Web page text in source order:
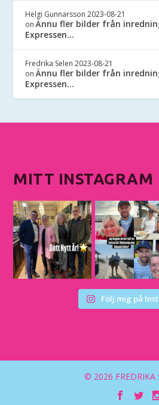
Helgi Gunnarsson 2023-08-21
onÄnnu fler bilder från
Expressen…
Fredrika Selen 2023-08-21
onÄnnu fler bilder från
Expressen…
MITT INSTAGRAM
Följ mig på
© 2026 FREDRIKA